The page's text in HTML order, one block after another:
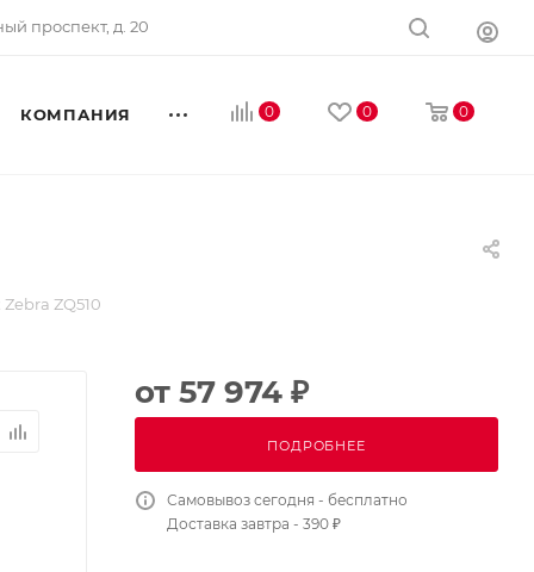
проспект, д. 20
0 0 0
КОМПАНИЯ
ZQ510
от 57 974 ₽
ПОДРОБНЕЕ
Самовывоз сегодня - бесплатно
Доставка завтра - 390 ₽